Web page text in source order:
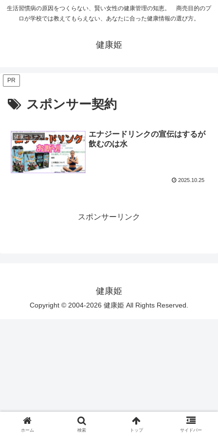
生活習慣病の原因をつくらない、賢い女性の健康管理の知恵。 商売目的のプ
ロが学校では教えてもらえない、あなたに合った健康情報の選び方。
健康姫
PR
スポンサー契約
健康ニュース
エナジードリンクの宣伝はするが
飲むのは水
2025.10.25
スポンサーリンク
健康姫
Copyright © 2004-2026 健康姫 All Rights Reserved.
ホーム 検索 トップ サイドバー